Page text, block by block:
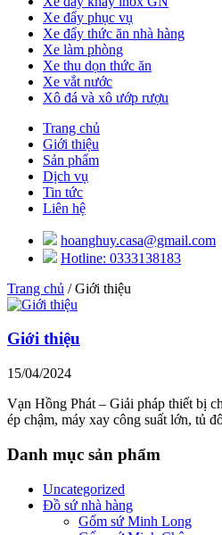
Xe đẩy phục vụ
Xe đẩy thức ăn nhà hàng
Xe làm phòng
Xe thu dọn thức ăn
Xe vắt nước
Xô đá và xô ướp rượu
Trang chủ
Giới thiệu
Sản phẩm
Dịch vụ
Tin tức
Liên hệ
hoanghuy.casa@gmail.com
Hotline: 0333138183
Trang chủ / Giới thiệu
Giới thiệu
15/04/2024
Vạn Hồng Phát – Giải pháp thiết bị
ép chậm, máy xay công suất lớn, tủ
Danh mục sản phẩm
Uncategorized
Đồ sứ nhà hàng
Gốm sứ Minh Long